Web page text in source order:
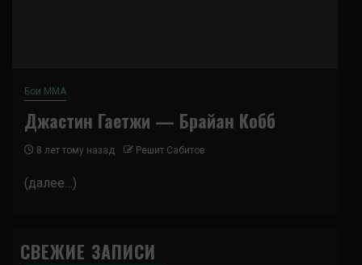
Бои ММА
Джастин Гаетжи — Брайан Кобб
8 лет тому назад Решит Сабитов
(далее…)
СВЕЖИЕ ЗАПИСИ